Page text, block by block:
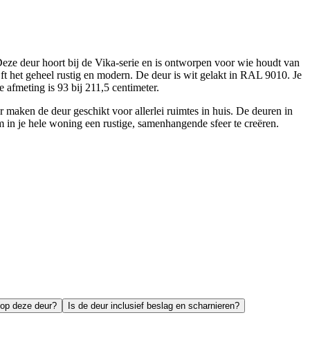
deur hoort bij de Vika-serie en is ontworpen voor wie houdt van
het geheel rustig en modern. De deur is wit gelakt in RAL 9010. Je
afmeting is 93 bij 211,5 centimeter.
de deur geschikt voor allerlei ruimtes in huis. De deuren in
je hele woning een rustige, samenhangende sfeer te creëren.
deze deur? Is de deur inclusief beslag en scharnieren?